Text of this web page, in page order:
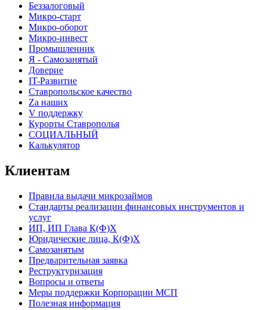
Беззалоговый
Микро-старт
Микро-оборот
Микро-инвест
Промышленник
Я - Самозанятый
Доверие
IT-Развитие
Ставропольское качество
Za наших
V поддержку
Курорты Ставрополья
СОЦИАЛЬНЫЙ
Калькулятор
Клиентам
Правила выдачи микрозаймов
Стандарты реализации финансовых инструментов и
услуг
ИП, ИП Глава К(Ф)Х
Юридические лица, К(Ф)Х
Самозанятым
Предварительная заявка
Реструктуризация
Вопросы и ответы
Меры поддержки Корпорации МСП
Полезная информация